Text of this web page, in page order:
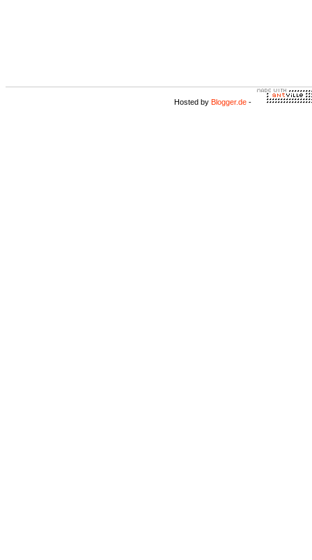
Hosted by Blogger.de -